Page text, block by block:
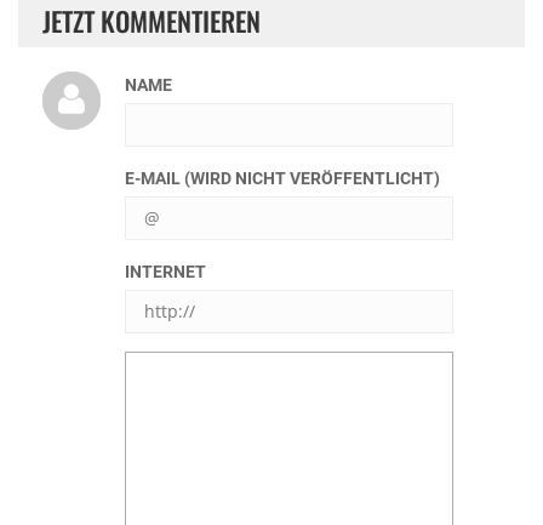
JETZT KOMMENTIEREN
NAME
E-MAIL (WIRD NICHT VERÖFFENTLICHT)
INTERNET